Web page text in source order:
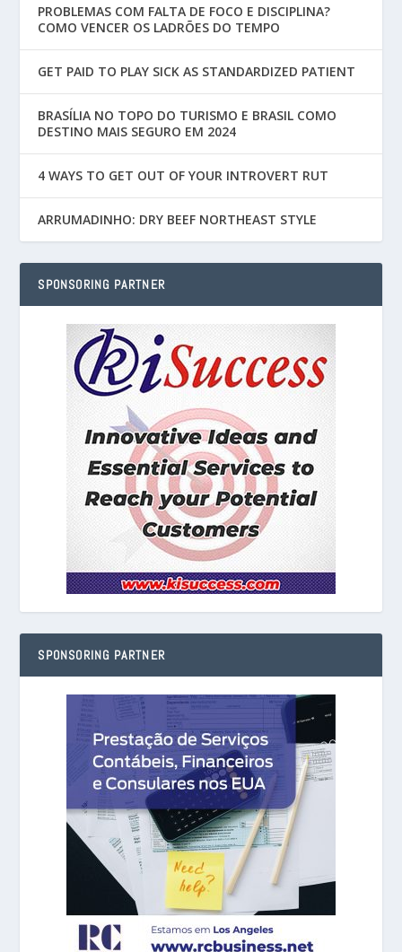
PROBLEMAS COM FALTA DE FOCO E DISCIPLINA?
COMO VENCER OS LADRÕES DO TEMPO
GET PAID TO PLAY SICK AS STANDARDIZED PATIENT
BRASÍLIA NO TOPO DO TURISMO E BRASIL COMO
DESTINO MAIS SEGURO EM 2024
4 WAYS TO GET OUT OF YOUR INTROVERT RUT
ARRUMADINHO: DRY BEEF NORTHEAST STYLE
SPONSORING PARTNER
SPONSORING PARTNER